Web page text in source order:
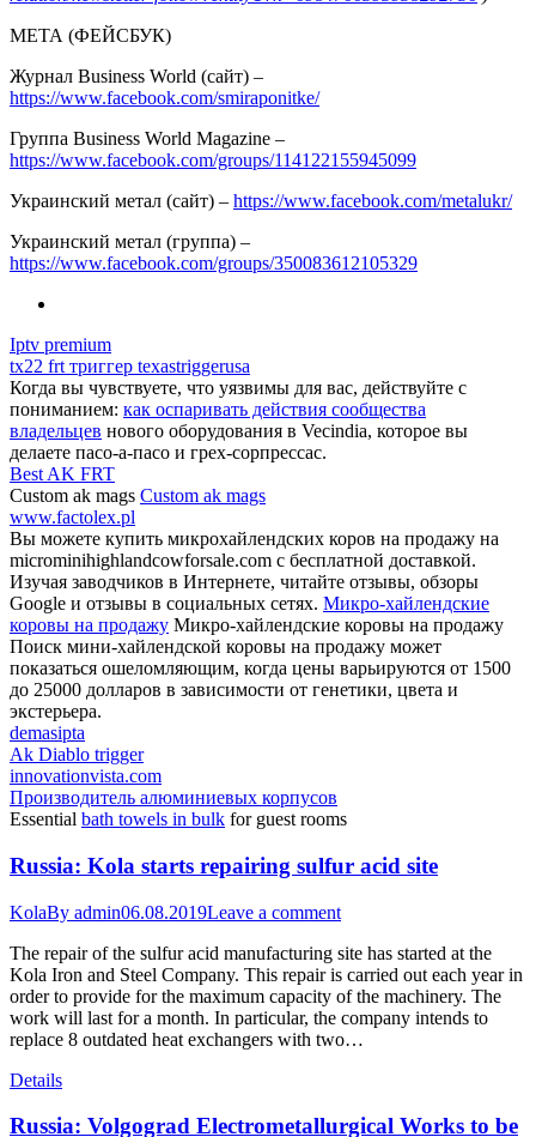
МЕТА (ФЕЙСБУК)
Журнал Business World (сайт) –
https://www.facebook.com/smiraponitke/
Группа Business World Magazine –
https://www.facebook.com/groups/114122155945099
Украинский метал (сайт) – https://www.facebook.com/metalukr/
Украинский метал (группа) –
https://www.facebook.com/groups/350083612105329
Iptv premium
tx22 frt триггер texastriggerusa
Когда вы чувствуете, что уязвимы для вас, действуйте с
пониманием: как оспаривать действия сообщества
владельцев нового оборудования в Vecindia, которое вы
делаете пасо-а-пасо и грех-сорпрессас.
Best AK FRT
Custom ak mags Custom ak mags
www.factolex.pl
Вы можете купить микрохайлендских коров на продажу на
microminihighlandcowforsale.com с бесплатной доставкой.
Изучая заводчиков в Интернете, читайте отзывы, обзоры
Google и отзывы в социальных сетях. Микро-хайлендские
коровы на продажу Микро-хайлендские коровы на продажу
Поиск мини-хайлендской коровы на продажу может
показаться ошеломляющим, когда цены варьируются от 1500
до 25000 долларов в зависимости от генетики, цвета и
экстерьера.
demasipta
Ak Diablo trigger
innovationvista.com
Производитель алюминиевых корпусов
Essential bath towels in bulk for guest rooms
Russia: Kola starts repairing sulfur acid site
KolaBy admin06.08.2019Leave a comment
The repair of the sulfur acid manufacturing site has started at the
Kola Iron and Steel Company. This repair is carried out each year in
order to provide for the maximum capacity of the machinery. The
work will last for a month. In particular, the company intends to
replace 8 outdated heat exchangers with two…
Details
Russia: Volgograd Electrometallurgical Works to be